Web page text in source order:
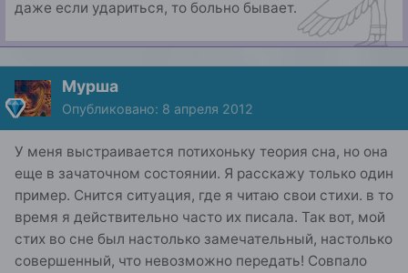
даже если удариться, то больно бывает.
Мурша
Опубликовано: 8 апреля 2012
У меня выстраивается потихоньку теория сна, но она
еще в зачаточном состоянии. Я расскажу только один
пример. Снится ситуация, где я читаю свои стихи. в то
время я действительно часто их писала. Так вот, мой
стих во сне был настолько замечательный, настолько
совершенный, что невозможно передать! Совпало